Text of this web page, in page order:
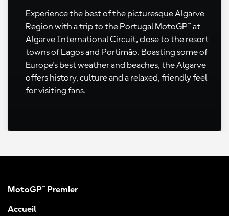
Experience the best of the picturesque Algarve
Region with a trip to the Portugal MotoGP™ at
Algarve International Circuit, close to the resort
towns of Lagos and Portimão. Boasting some of
Europe's best weather and beaches, the Algarve
offers history, culture and a relaxed, friendly feel
for visiting fans.
MotoGP™ Premier
Accueil